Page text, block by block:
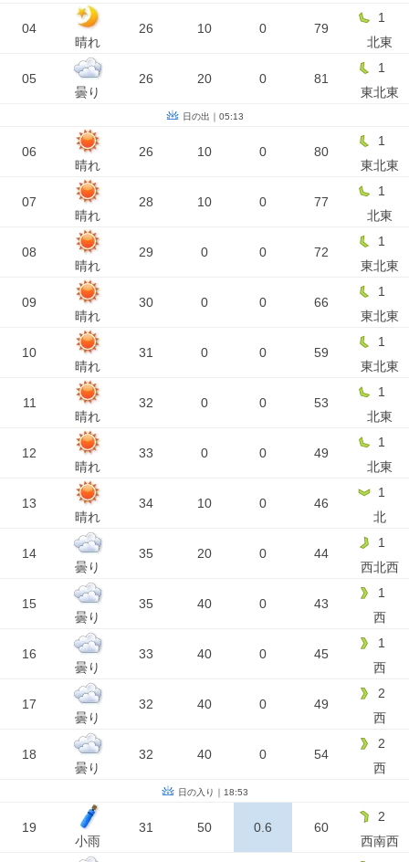
04
晴れ
26 10 0 79
1
北東
05
曇り
26 20 0 81
1
東北東
日の出｜05:13
06
晴れ
26 10 0 80
1
東北東
07
晴れ
28 10 0 77
1
北東
08
晴れ
29 0 0 72
1
東北東
09
晴れ
30 0 0 66
1
東北東
10
晴れ
31 0 0 59
1
東北東
11
晴れ
32 0 0 53
1
北東
12
晴れ
33 0 0 49
1
北東
13
晴れ
34 10 0 46
1
北
14
曇り
35 20 0 44
1
西北西
15
曇り
35 40 0 43
1
西
16
曇り
33 40 0 45
1
西
17
曇り
32 40 0 49
2
西
18
曇り
32 40 0 54
2
西
日の入り｜18:53
19
小雨
31 50 0.6 60
2
西南西